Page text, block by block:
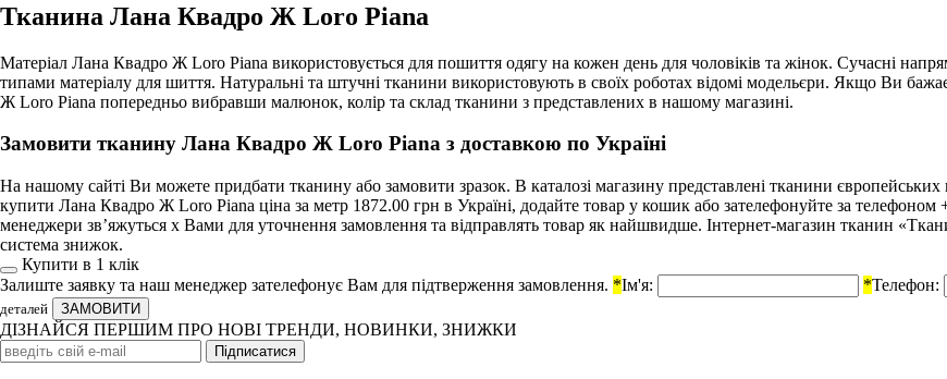
Тканина Лана Квадро Ж Loro Piana
Матеріал Лана Квадро Ж Loro Piana використовується для пошиття одягу на кожен день для чоловіків та жінок. Сучасні
типами матеріалу для шиття. Натуральні та штучні тканини використовують в своїх роботах відомі модельєри. Якщо Ви
Ж Loro Piana попередньо вибравши малюнок, колір та склад тканини з представлених в нашому магазині.
Замовити тканину Лана Квадро Ж Loro Piana з доставкою по Україні
На нашому сайті Ви можете придбати тканину або замовити зразок. В каталозі магазину представлені тканини європейських
купити Лана Квадро Ж Loro Piana ціна за метр 1872.00 грн в Україні, додайте товар у кошик або зателефонуйте за телефоном
менеджери зв’яжуться х Вами для уточнення замовлення та відправлять товар як найшвидше. Інтернет-магазин тканин
система знижок.
Купити в 1 клiк
Залиште заявку та наш менеджер зателефонує Вам для підтверження замовлення. *Ім'я: *Телефон:
деталей
ДІЗНАЙСЯ ПЕРШИМ ПРО НОВІ ТРЕНДИ, НОВИНКИ, ЗНИЖКИ